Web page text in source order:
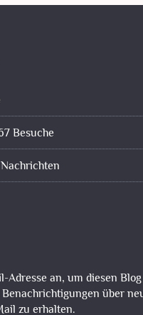
Besuche
Adresse an, um diesen
über
zu erhalten.